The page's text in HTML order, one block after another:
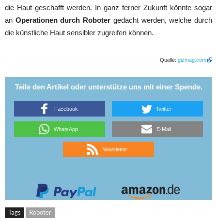
die Haut geschafft werden. In ganz ferner Zukunft könnte sogar
an Operationen durch Roboter gedacht werden, welche durch
die künstliche Haut sensibler zugreifen können.
Quelle: gizmag.com
Teile den Artikel oder unterstütze uns mit einer Spende.
Facebook Twitter
WhatsApp E-Mail
Newsletter
Tags Roboter